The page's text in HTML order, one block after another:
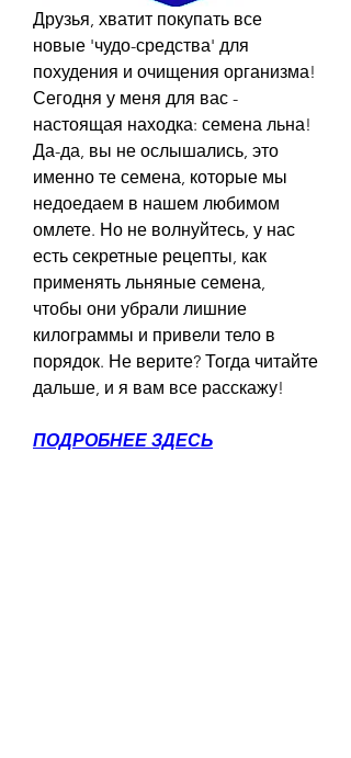
Друзья, хватит покупать все
новые 'чудо-средства' для
похудения и очищения организма!
Сегодня у меня для вас -
настоящая находка: семена льна!
Да-да, вы не ослышались, это
именно те семена, которые мы
недоедаем в нашем любимом
омлете. Но не волнуйтесь, у нас
есть секретные рецепты, как
применять льняные семена,
чтобы они убрали лишние
килограммы и привели тело в
порядок. Не верите? Тогда читайте
дальше, и я вам все расскажу!
ПОДРОБНЕЕ ЗДЕСЬ